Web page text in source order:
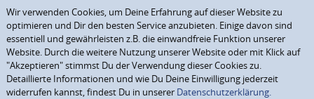
Wir verwenden Cookies, um Deine Erfahrung auf dieser Website zu
optimieren und Dir den besten Service anzubieten. Einige davon sind
essentiell und gewährleisten z.B. die einwandfreie Funktion unserer
Website. Durch die weitere Nutzung unserer Website oder mit Klick auf
"Akzeptieren" stimmst Du der Verwendung dieser Cookies zu.
Detaillierte Informationen und wie Du Deine Einwilligung jederzeit
widerrufen kannst, findest Du in unserer Datenschutzerklärung.